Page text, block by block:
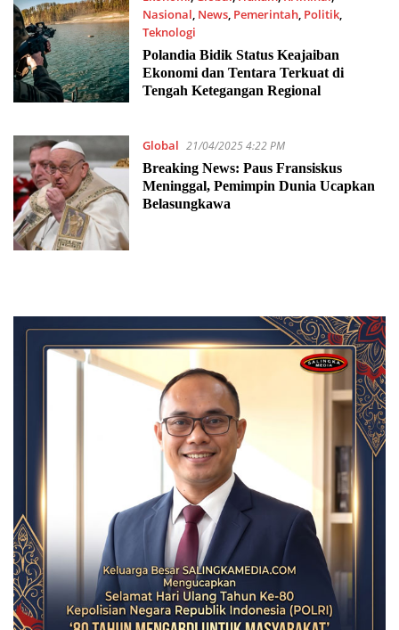
Nasional News, Pemerintah, Politik,
Teknologi
28/04/2025 8:00 AM
Polandia Bidik Status Keajaiban
Ekonomi dan Tentara Terkuat di
Tengah Ketegangan Regional
Global 21/04/2025 4:22 PM
Breaking News: Paus Fransiskus
Meninggal, Pemimpin Dunia Ucapkan
Belasungkawa